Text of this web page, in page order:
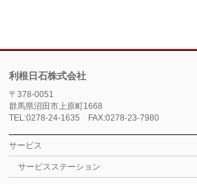
利根日石株式会社
〒378-0051
群馬県沼田市上原町1668
TEL:0278-24-1635 FAX:0278-23-7980
サービス
サービスステーション